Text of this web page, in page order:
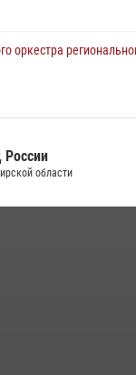
оркестра
Управления
в день памяти
области